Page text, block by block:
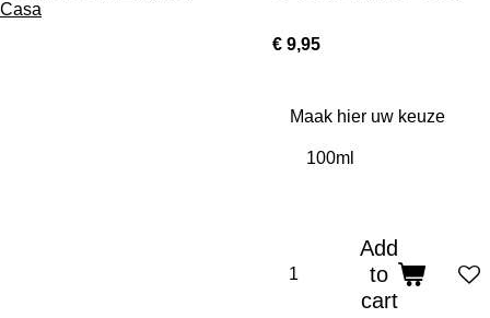
€ 9,95
Maak hier uw keuze
Add
to
cart